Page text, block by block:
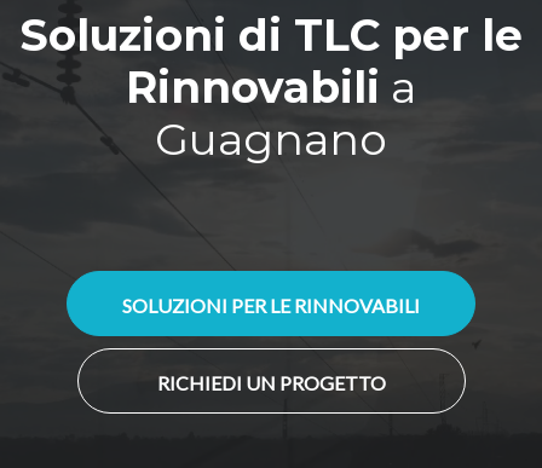
Soluzioni di TLC per le
Rinnovabili a
Guagnano
SOLUZIONI PER LE RINNOVABILI
RICHIEDI UN PROGETTO